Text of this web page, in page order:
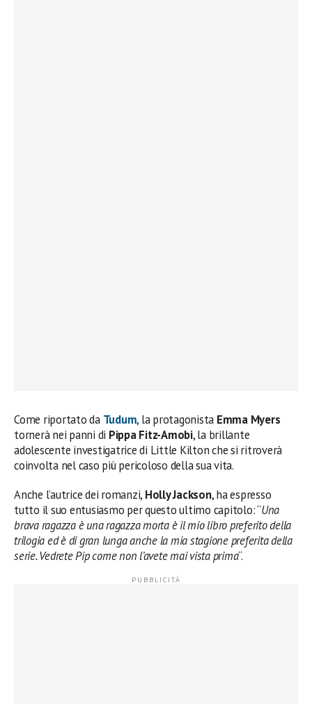
Come riportato da Tudum, la protagonista Emma Myers
tornerà nei panni di Pippa Fitz-Amobi, la brillante
adolescente investigatrice di Little Kilton che si ritroverà
coinvolta nel caso più pericoloso della sua vita.
Anche l’autrice dei romanzi, Holly Jackson, ha espresso
tutto il suo entusiasmo per questo ultimo capitolo: “Una
brava ragazza è una ragazza morta è il mio libro preferito della
trilogia ed è di gran lunga anche la mia stagione preferita della
serie. Vedrete Pip come non l’avete mai vista prima“.